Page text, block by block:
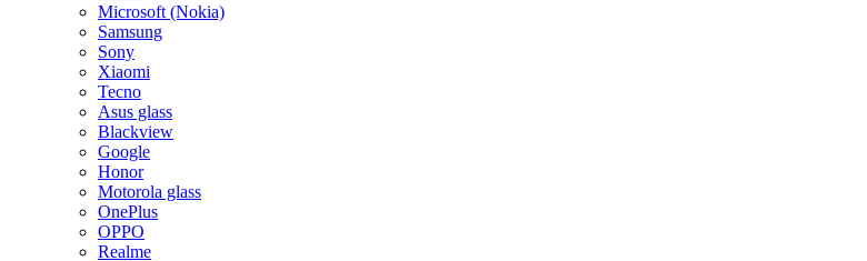
Microsoft (Nokia)
Samsung
Sony
Xiaomi
Tecno
Asus glass
Blackview
Google
Honor
Motorola glass
OnePlus
OPPO
Realme